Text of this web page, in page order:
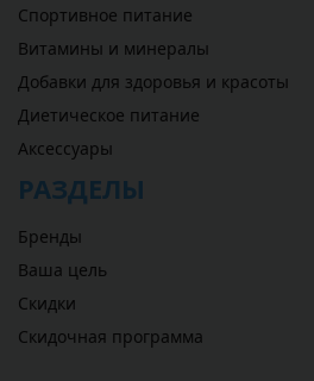
Спортивное питание
Витамины и минералы
Добавки для здоровья и красоты
Диетическое питание
Аксессуары
РАЗДЕЛЫ
Бренды
Ваша цель
Скидки
Скидочная программа